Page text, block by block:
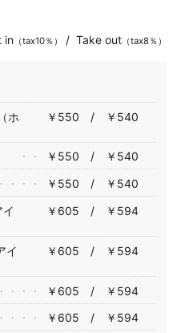
in（tax10％） / Take out（tax8％）
ホ
￥550 / ￥540
￥550 / ￥540
￥550 / ￥540
￥605 / ￥594
イ
￥605 / ￥594
￥605 / ￥594
￥605 / ￥594